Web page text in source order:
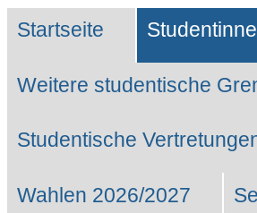
Suche…
Sektionen
Startseite
Weitere studentische
Studentische
Wahlen 2026/2027